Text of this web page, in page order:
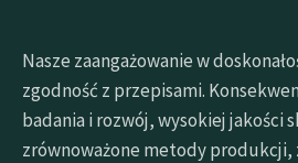
Nasze zaangażowanie w
zgodność z przepisami.
badania i rozwój, wysokiej jakości
zrównoważone metody produkcji,